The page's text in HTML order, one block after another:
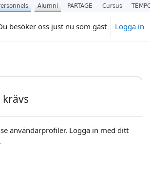
besöker oss just nu som gäst Logga in
användarprofiler. Logga in med ditt
Alumni PARTAGE Cursus